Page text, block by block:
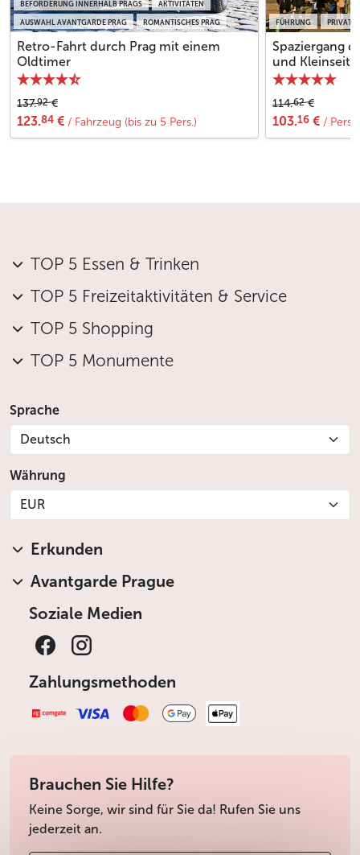
AUSWAHL AVANTGARDE PRAG ROMANTISCHES PRAG
BEFÖRDERUNG INNERHALB PRAGS AKTIVITÄTEN
Retro-Fahrt durch Prag mit einem
Oldtimer
137.92€
123.84 € / Fahrzeug (bis zu 5 Pers.)
FÜHRUNG
Spaziergang
und
114.62€
103.16 € /
TOP 5 Essen & Trinken
TOP 5 Freizeitaktivitäten & Service
TOP 5 Shopping
TOP 5 Monumente
Sprache
Deutsch
Währung
EUR
Erkunden
Avantgarde Prague
Soziale Medien
Zahlungsmethoden
Brauchen Sie Hilfe?
Keine Sorge, wir sind für Sie da! Rufen Sie uns
jederzeit an.